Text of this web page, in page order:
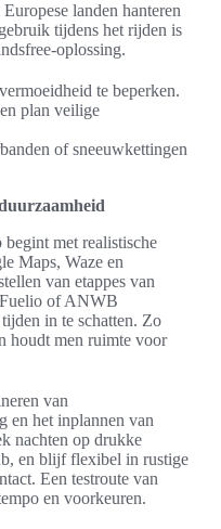
landen hanteren
tijdens het rijden is
oplossing.
te beperken.
plan veilige
of sneeuwkettingen
met realistische
Maps, Waze en
van etappes van
of ANWB
in te schatten. Zo
houdt men ruimte voor
van
en het inplannen van
nachten op drukke
en blijf flexibel in rustige
Een testroute van
en voorkeuren.